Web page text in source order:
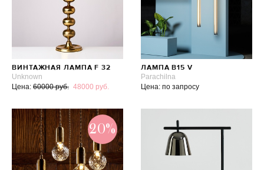
ВИНТАЖНАЯ ЛАМПА F 32
Unknown
Цена: 60000 руб. 48000 руб.
ЛАМПА B15 V
Parachilna
Цена: по запросу
20%